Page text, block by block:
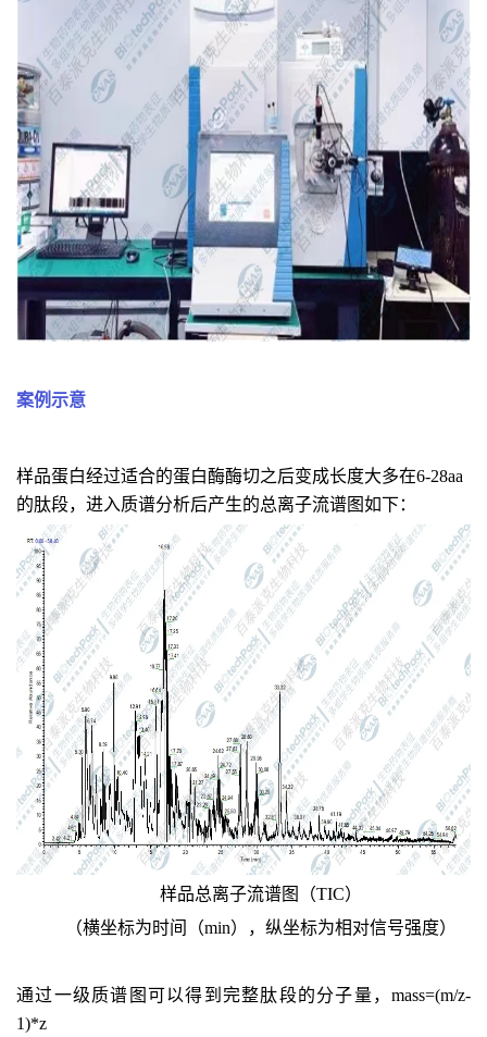
案例示意
样品蛋白经过适合的蛋白酶酶切之后变成长度大多在6-28aa
的肽段，进入质谱分析后产生的总离子流谱图如下：
样品总离子流谱图（TIC）
（横坐标为时间（min），纵坐标为相对信号强度）
通过一级质谱图可以得到完整肽段的分子量，mass=(m/z-
1)*z